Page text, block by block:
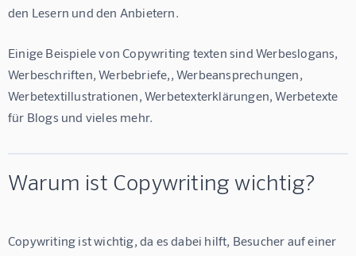
den Lesern und den Anbietern.
Einige Beispiele von Copywriting texten sind Werbeslogans,
Werbeschriften, Werbebriefe,, Werbeansprechungen,
Werbetextillustrationen, Werbetexterklärungen, Werbetexte
für Blogs und vieles mehr.
Warum ist Copywriting wichtig?
Copywriting ist wichtig, da es dabei hilft, Besucher auf einer